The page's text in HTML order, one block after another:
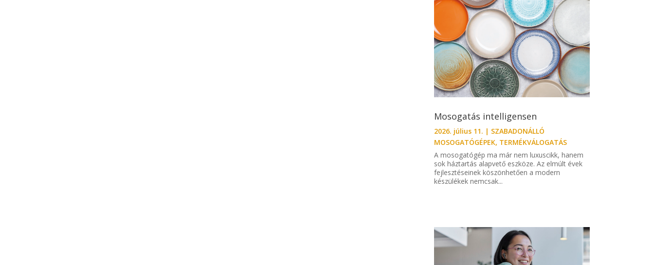
Mosogatás intelligensen
2026. július 11. | SZABADONÁLLÓ
MOSOGATÓGÉPEK, TERMÉKVÁLOGATÁS
A mosogatógép ma már nem luxuscikk, hanem
sok háztartás alapvető eszköze. Az elmúlt évek
fejlesztéseinek köszönhetően a modern
készülékek nemcsak...